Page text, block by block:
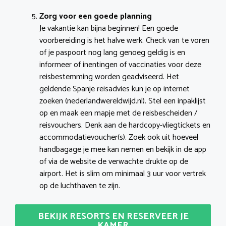
Zorg voor een goede planning
Je vakantie kan bijna beginnen! Een goede
voorbereiding is het halve werk. Check van te voren
of je paspoort nog lang genoeg geldig is en
informeer of inentingen of vaccinaties voor deze
reisbestemming worden geadviseerd. Het
geldende Spanje reisadvies kun je op internet
zoeken (nederlandwereldwijd.nl). Stel een inpaklijst
op en maak een mapje met de reisbescheiden /
reisvouchers. Denk aan de hardcopy-vliegtickets en
accommodatievoucher(s). Zoek ook uit hoeveel
handbagage je mee kan nemen en bekijk in de app
of via de website de verwachte drukte op de
airport. Het is slim om minimaal 3 uur voor vertrek
op de luchthaven te zijn.
BEKIJK RESORTS EN RESERVEER JE